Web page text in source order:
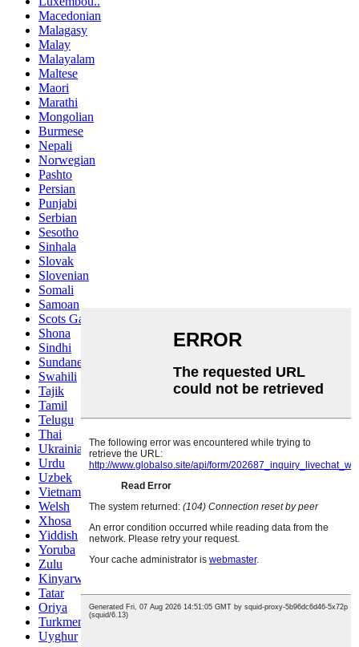
Macedonian
Malagasy
Malay
Malayalam
Maltese
Maori
Marathi
Mongolian
Burmese
Nepali
Norwegian
Pashto
Persian
Punjabi
Serbian
Sesotho
Sinhala
Slovak
Slovenian
Somali
Samoan
Scots Gaelic
Shona
Sindhi
Sundanese
Swahili
Tajik
Tamil
Telugu
Thai
Ukrainian
Urdu
Uzbek
Vietnamese
Welsh
Xhosa
Yiddish
Yoruba
Zulu
Kinyarwanda
Tatar
Oriya
Turkmen
Uyghur